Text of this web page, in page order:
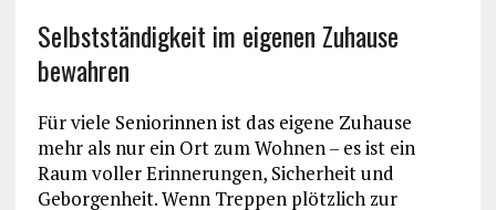
Selbstständigkeit im eigenen Zuhause
bewahren
Für viele Seniorinnen ist das eigene Zuhause
mehr als nur ein Ort zum Wohnen – es ist ein
Raum voller Erinnerungen, Sicherheit und
Geborgenheit. Wenn Treppen plötzlich zur